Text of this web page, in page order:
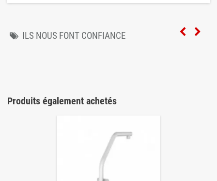
ILS NOUS FONT CONFIANCE
Produits également achetés